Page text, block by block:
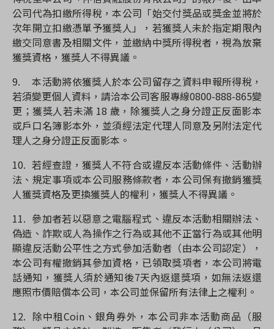
公司代為扣繳所得稅，本公司「始交付獎品或獎金並將於
次年開立扣繳憑單予獲獎人」，若獲獎人未於指定期限內
繳交同意書及相關文件，並繳納中獎所得稅者，視為放棄
獲獎資格，獲獎人不得異議。
9.
本活動將依獲獎人於本公司留存之資料申報所得稅，
若須變更個人資料，請洽本公司客服專線0800-888-865變
更；獲獎人若未滿 18 歲，除獲獎人之身分證正反面影本
或戶口名簿影本外，並須經法定代理人同意及另附法定代
理人之身分證正反面影本。
10. 若經查證，獲獎人不符合或違反本活動條件、活動辦
法、規定事項或本公司服務條款者，本公司保有撤銷獲獎
人獲獎資格及更換獲獎人的權利，獲獎人不得異議。
11. 參加者若以惡意之電腦程式、違反本活動相關辦法、
偽造、詐欺或人為操作之行為或其他不正當行為或其他明
顯違反活動公平性之方式參加活動者（由本公司認定），
本公司有權撤銷其參加資格，已領取獎項者，本公司將電
話通知，獲獎人須於通知後7天內返還獎項，如無法返還
應照市價賠償本公司，本公司並保留所有法律上之權利。
12. 除中租Coin、銀角券外，本公司非本活動商品（服